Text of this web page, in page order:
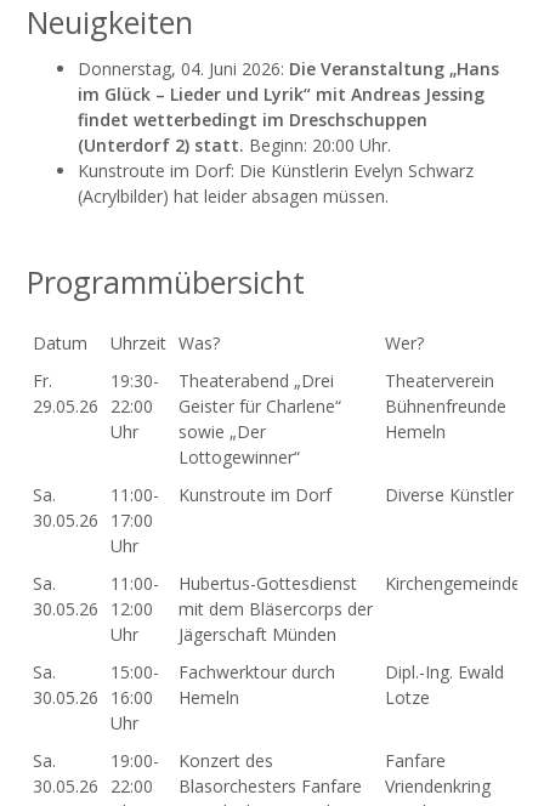
Neuigkeiten
Donnerstag, 04. Juni 2026: Die Veranstaltung „Hans
im Glück – Lieder und Lyrik“ mit Andreas Jessing
findet wetterbedingt im Dreschschuppen
(Unterdorf 2) statt. Beginn: 20:00 Uhr.
Kunstroute im Dorf: Die Künstlerin Evelyn Schwarz
(Acrylbilder) hat leider absagen müssen.
Programmübersicht
Datum Uhrzeit Was?
Wer?
Datum
Uhrzeit Was? Wer?
Fr.
29.05.26
19:30-
22:00
Uhr
Theaterabend „Drei
Geister für Charlene“
sowie „Der
Lottogewinner“
Theaterverein
Bühnenfreunde
Hemeln
Sa.
30.05.26
11:00-
17:00
Uhr
Kunstroute im Dorf Diverse Künstler
Sa.
30.05.26
11:00-
12:00
Uhr
Hubertus-Gottesdienst
mit dem Bläsercorps der
Jägerschaft Münden
Kirchengemeinde
Sa.
30.05.26
15:00-
16:00
Uhr
Fachwerktour durch
Hemeln
Dipl.-Ing. Ewald
Lotze
Sa.
30.05.26
19:00-
22:00
Konzert des
Blasorchesters Fanfare
Fanfare
Vriendenkring